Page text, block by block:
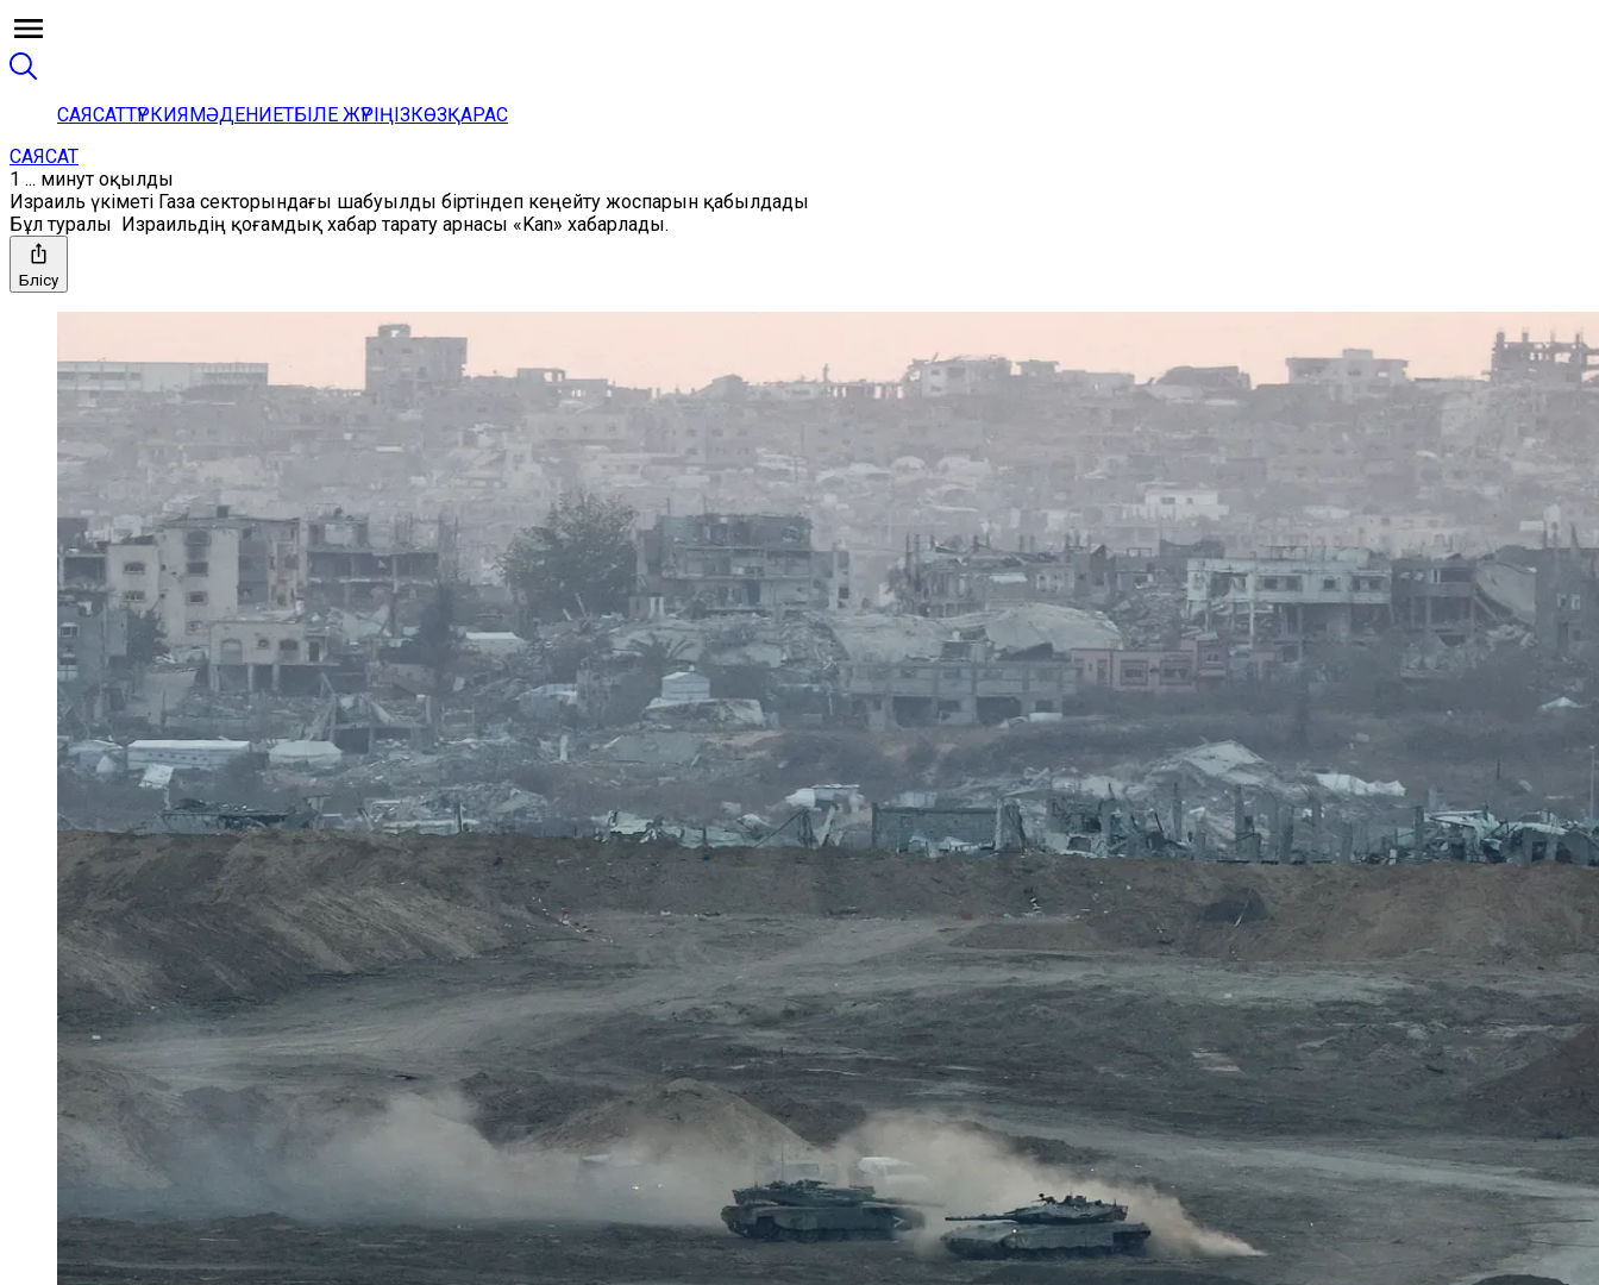
САЯСАТТҮРКИЯМӘДЕНИЕТБІЛЕ ЖҮРІҢІЗКӨЗҚАРАС
САЯСАТ
1 ... минут оқылды
Израиль үкіметі Газа секторындағы шабуылды біртіндеп кеңейту жоспарын қабылдады
Бұл туралы Израильдің қоғамдық хабар тарату арнасы «Kan» хабарлады.
Бөлісу